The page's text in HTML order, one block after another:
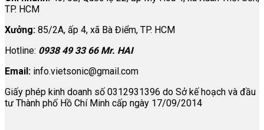
TP. HCM
Xưởng: 85/2A, ấp 4, xã Bà Điểm, TP. HCM
Hotline: 0938 49 33 66 Mr. HAI
Email: info.vietsonic@gmail.com
Giấy phép kinh doanh số 0312931396 do Sở kế hoạch và đầu
tư Thành phố Hồ Chí Minh cấp ngày 17/09/2014